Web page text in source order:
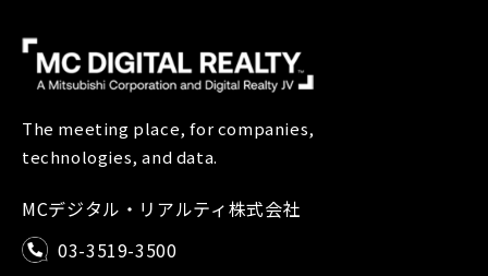
The meeting place, for companies,
technologies, and data.
MCデジタル・リアルティ株式会社
03-3519-3500